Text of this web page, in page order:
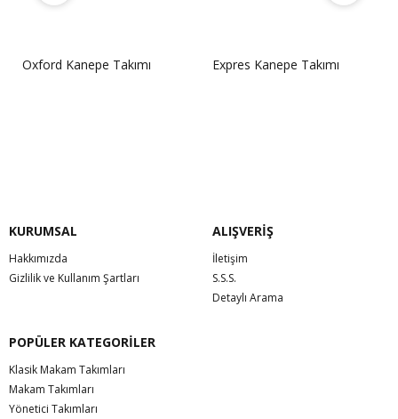
Oxford Kanepe Takımı Expres Kanepe Takımı
KURUMSAL
Hakkımızda
Gizlilik ve Kullanım Şartları
ALIŞVERİŞ
İletişim
S.S.S.
Detaylı Arama
POPÜLER KATEGORİLER
Klasik Makam Takımları
Makam Takımları
Yönetici Takımları